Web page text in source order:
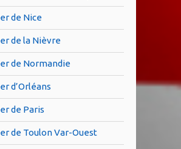
de Nice
de la Nièvre
de Normandie
d’Orléans
de Paris
de Toulon Var-Ouest